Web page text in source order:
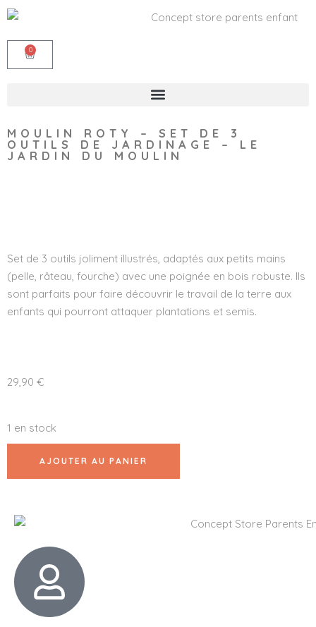
0
MOULIN ROTY – SET DE 3
OUTILS DE JARDINAGE – LE
JARDIN DU MOULIN
Set de 3 outils joliment illustrés, adaptés aux petits mains
(pelle, râteau, fourche) avec une poignée en bois robuste. Ils
sont parfaits pour faire découvrir le travail de la terre aux
enfants qui pourront attaquer plantations et semis.
29,90 €
1 en stock
AJOUTER AU PANIER